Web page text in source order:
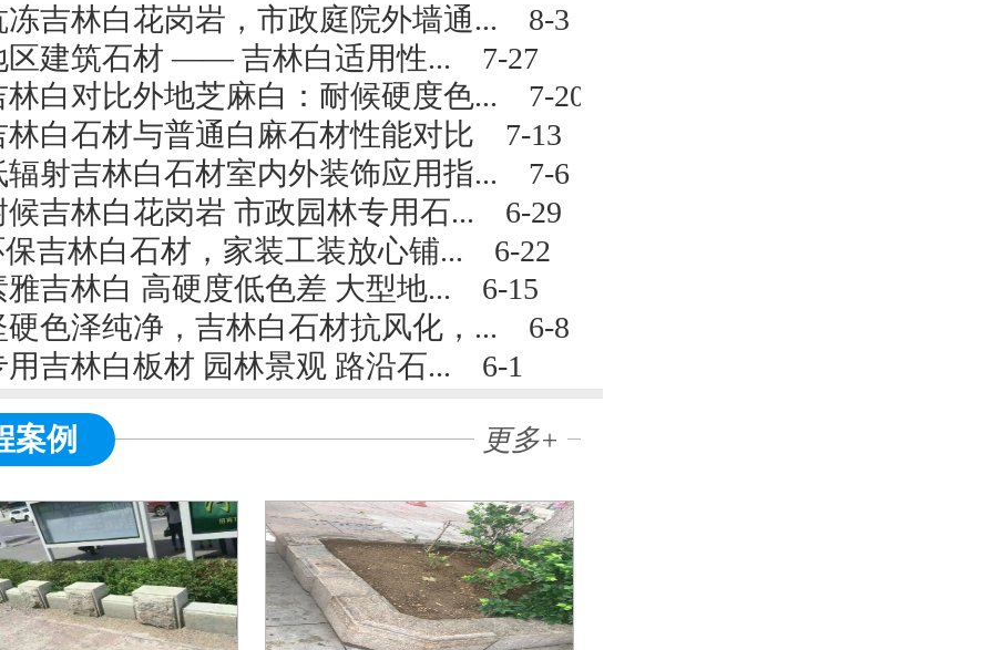
冻吉林白花岗岩，市政庭院外墙通... 8-3
区建筑石材 —— 吉林白适用性... 7-27
林白对比外地芝麻白：耐候硬度色... 7-20
林白石材与普通白麻石材性能对比 7-13
辐射吉林白石材室内外装饰应用指... 7-6
吉林白花岗岩 市政园林专用石... 6-29
吉林白石材，家装工装放心铺... 6-22
吉林白 高硬度低色差 大型地... 6-15
硬色泽纯净，吉林白石材抗风化，... 6-8
吉林白板材 园林景观 路沿石... 6-1
案例 更多+